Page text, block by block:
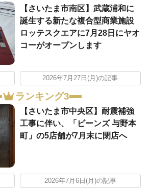
【さいたま市南区】武蔵浦和に
誕生する新たな複合型商業施設
ロッテスクエアに7月28日にヤオ
コーがオープンします
2026年7月27日(月)の記事
ランキング3
【さいたま市中央区】耐震補強
工事に伴い、「ビーンズ 与野本
町」の5店舗が7月末に閉店へ
2026年7月6日(月)の記事